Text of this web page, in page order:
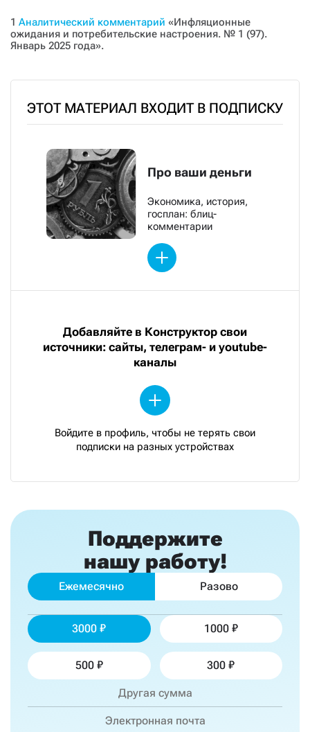
1 Аналитический комментарий «Инфляционные
ожидания и потребительские настроения. № 1 (97).
Январь 2025 года».
ЭТОТ МАТЕРИАЛ ВХОДИТ В ПОДПИСКУ
Про ваши деньги
Экономика, история,
госплан: блиц-
комментарии
Добавляйте в Конструктор свои
источники: сайты, телеграм- и youtube-
каналы
Войдите в профиль, чтобы не терять свои
подписки на разных устройствах
Поддержите
нашу работу!
Ежемесячно Разово
3000 1000
500 300